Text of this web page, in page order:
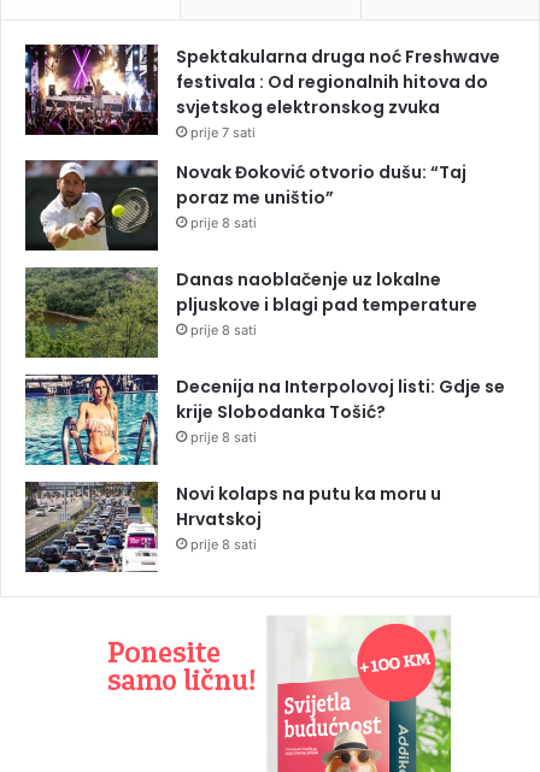
Spektakularna druga noć Freshwave
festivala : Od regionalnih hitova do
svjetskog elektronskog zvuka
prije 7 sati
Novak Đoković otvorio dušu: “Taj
poraz me uništio”
prije 8 sati
Danas naoblačenje uz lokalne
pljuskove i blagi pad temperature
prije 8 sati
Decenija na Interpolovoj listi: Gdje se
krije Slobodanka Tošić?
prije 8 sati
Novi kolaps na putu ka moru u
Hrvatskoj
prije 8 sati